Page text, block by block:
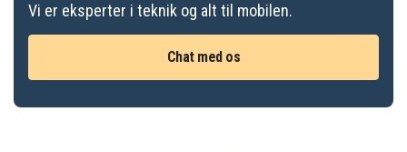
Vi er eksperter i teknik og alt til mobilen.
Chat med os